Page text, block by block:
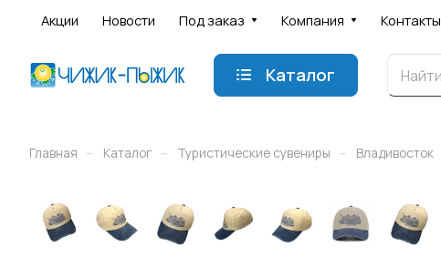
Акции Новости Под заказ Компания Контакты
Каталог
Главная – Каталог – Туристические сувениры – Владивосток